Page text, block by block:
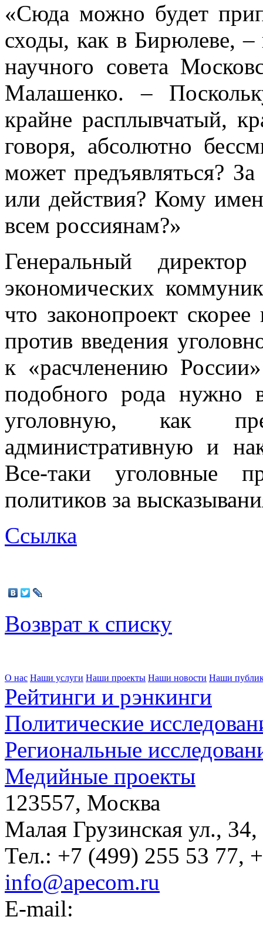
«Сюда можно будет
сходы, как в Бирюлеве, –
научного совета
Малашенко. –
крайне расплывчатый,
говоря, абсолютно
может предъявляться?
или действия? Кому
всем россиянам?»
Генеральный
экономических
что законопроект
против введения
к «расчленению
подобного рода нужно
уголовную, как
административную и
Все-таки уголовные
политиков за
Ссылка
Возврат к списку
О нас Наши услуги Наши проекты Наши новости Наши
Рейтинги и рэнкинги
Политические
Региональные
Медийные проекты
123557, Москва
Малая Грузинская ул.,
Тел.: +7 (499) 255 53 77,
info@apecom.ru
E-mail: